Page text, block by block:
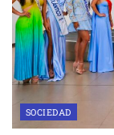
SOCIEDAD